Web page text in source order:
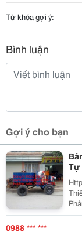
Từ khóa gợi ý:
Bình luận
Gợi ý cho bạn
Tự
Http://
Thiết
Dựng
0988 *** ***